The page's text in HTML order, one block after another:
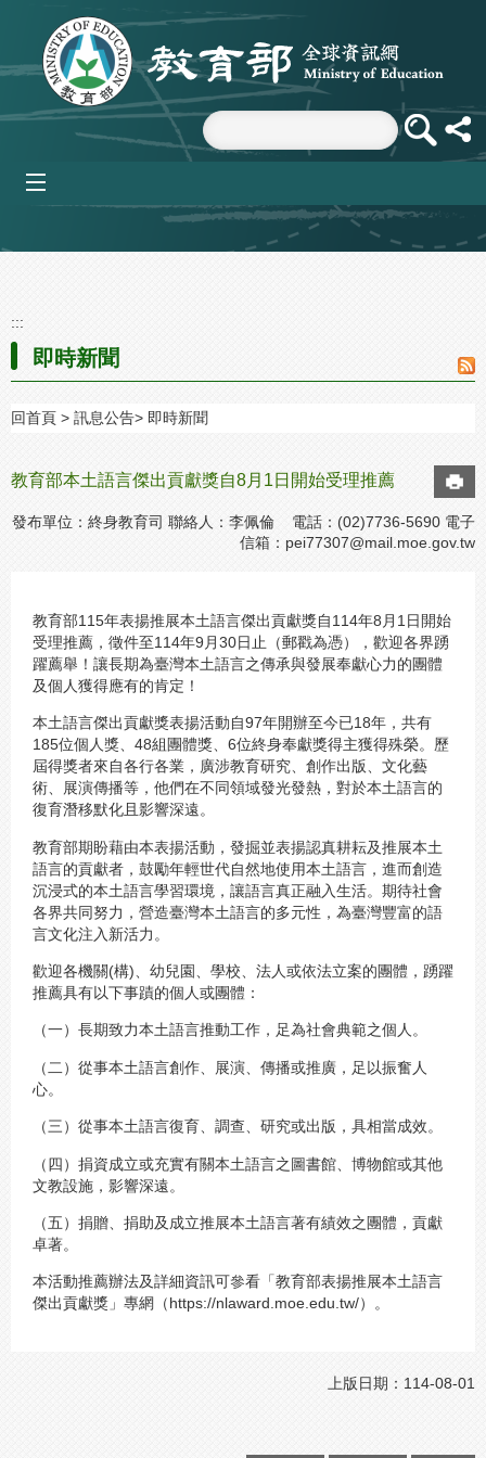
跳到主要內容區塊
:::
即時新聞
回首頁 訊息公告 即時新聞
教育部本土語言傑出貢獻獎自8月1日開始受理推薦
發布單位：終身教育司 聯絡人：李佩倫 電話：(02)7736-5690 電子
信箱： pei77307@mail.moe.gov.tw
教育部115年表揚推展本土語言傑出貢獻獎自114年8月1日開始
受理推薦，徵件至114年9月30日止（郵戳為憑），歡迎各界踴
躍薦舉！讓長期為臺灣本土語言之傳承與發展奉獻心力的團體
及個人獲得應有的肯定！
本土語言傑出貢獻獎表揚活動自97年開辦至今已18年，共有
185位個人獎、48組團體獎、6位終身奉獻獎得主獲得殊榮。歷
屆得獎者來自各行各業，廣涉教育研究、創作出版、文化藝
術、展演傳播等，他們在不同領域發光發熱，對於本土語言的
復育潛移默化且影響深遠。
教育部期盼藉由本表揚活動，發掘並表揚認真耕耘及推展本土
語言的貢獻者，鼓勵年輕世代自然地使用本土語言，進而創造
沉浸式的本土語言學習環境，讓語言真正融入生活。期待社會
各界共同努力，營造臺灣本土語言的多元性，為臺灣豐富的語
言文化注入新活力。
歡迎各機關(構)、幼兒園、學校、法人或依法立案的團體，踴躍
推薦具有以下事蹟的個人或團體：
（一）長期致力本土語言推動工作，足為社會典範之個人。
（二）從事本土語言創作、展演、傳播或推廣，足以振奮人
心。
（三）從事本土語言復育、調查、研究或出版，具相當成效。
（四）捐資成立或充實有關本土語言之圖書館、博物館或其他
文教設施，影響深遠。
（五）捐贈、捐助及成立推展本土語言著有績效之團體，貢獻
卓著。
本活動推薦辦法及詳細資訊可參看「教育部表揚推展本土語言
傑出貢獻獎」專網（https://nlaward.moe.edu.tw/）。
上版日期：114-08-01